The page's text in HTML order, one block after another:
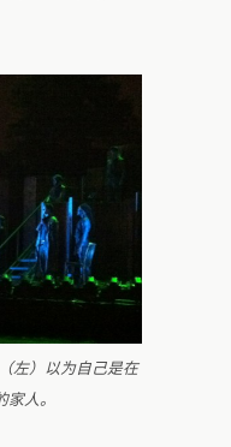
左）以为自己是在
人。